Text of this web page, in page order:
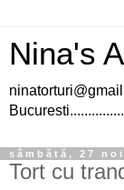
Nina's
sâmbătă, 27
Tort cu